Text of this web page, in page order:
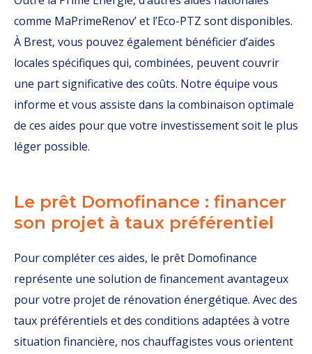
comme MaPrimeRenov’ et l’Eco-PTZ sont disponibles.
À Brest, vous pouvez également bénéficier d’aides
locales spécifiques qui, combinées, peuvent couvrir
une part significative des coûts. Notre équipe vous
informe et vous assiste dans la combinaison optimale
de ces aides pour que votre investissement soit le plus
léger possible.
Le prêt Domofinance : financer
son projet à taux préférentiel
Pour compléter ces aides, le prêt Domofinance
représente une solution de financement avantageux
pour votre projet de rénovation énergétique. Avec des
taux préférentiels et des conditions adaptées à votre
situation financière, nos chauffagistes vous orientent